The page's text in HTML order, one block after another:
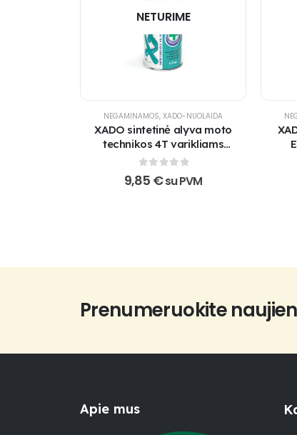
NETURIME
NEGAMINAMOS,XADO-NUOLAIDA
XADO sintetinė alyva moto
technikos 4T varikliams
Atomic Oil 10W-40 4T MA
SuperSynthetic
0out of 5
9,85 €su PVM
Prenumeruokite
Apie mus